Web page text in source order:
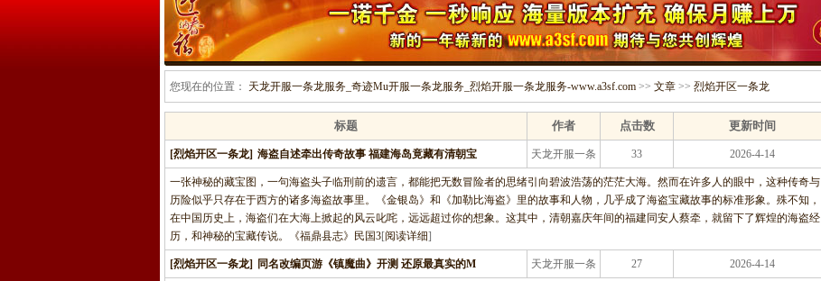
您现在的位置： 天龙开服一条龙服务_奇迹Mu开服一条龙服务_烈焰开服一条龙服务-www.a3sf.com >> 文章 >> 烈焰开区一条龙
标题 作者 点击数 更新时间
[烈焰开区一条龙] 海盗自述牵出传奇故事 福建海岛竟藏有清朝宝 天龙开服一条
龙服务
33 2026-4-14
一张神秘的藏宝图，一句海盗头子临刑前的遗言，都能把无数冒险者的思绪引向碧波浩荡的茫茫大海。然而在许多人的眼中，这种传奇与
历险似乎只存在于西方的诸多海盗故事里。《金银岛》和《加勒比海盗》里的故事和人物，几乎成了海盗宝藏故事的标准形象。殊不知，
在中国历史上，海盗们在大海上掀起的风云叱咤，远远超过你的想象。这其中，清朝嘉庆年间的福建同安人蔡牵，就留下了辉煌的海盗经
历，和神秘的宝藏传说。《福鼎县志》民国3[阅读详细]
[烈焰开区一条龙] 同名改编页游《镇魔曲》开测 还原最真实的M 天龙开服一条 27 2026-4-14